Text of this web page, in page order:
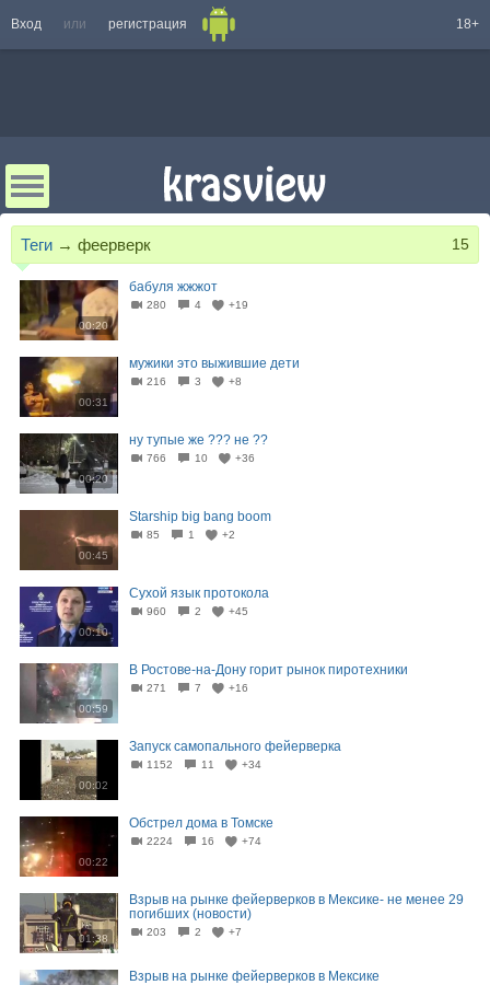
Вход или регистрация 18+
Теги → феерверк 15
00:20
бабуля жжжот
280 4 +19
00:31
мужики это выжившие дети
216 3 +8
00:20
ну тупые же ??? не ??
766 10 +36
00:45
Starship big bang boom
85 1 +2
00:10
Сухой язык протокола
960 2 +45
00:59
В Ростове-на-Дону горит рынок пиротехники
271 7 +16
00:02
Запуск самопального фейерверка
1152 11 +34
00:22
Обстрел дома в Томске
2224 16 +74
01:38
Взрыв на рынке фейерверков в Мексике- не менее 29
погибших (новости)
203 2 +7
Взрыв на рынке фейерверков в Мексике